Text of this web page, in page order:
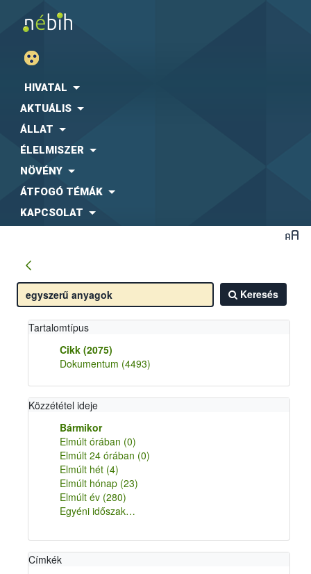
HIVATAL
AKTUÁLIS
ÁLLAT
ÉLELMISZER
NÖVÉNY
ÁTFOGÓ TÉMÁK
KAPCSOLAT
Keresés
Tartalomtípus
Cikk (2075)
Dokumentum (4493)
Közzététel ideje
Bármikor
Elmúlt órában (0)
Elmúlt 24 órában (0)
Elmúlt hét (4)
Elmúlt hónap (23)
Elmúlt év (280)
Egyéni időszak…
Címkék